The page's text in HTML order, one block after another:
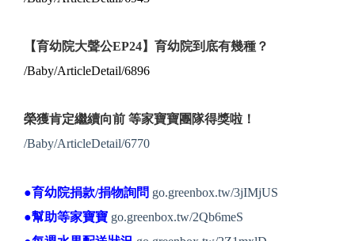
【育幼院大聲公EP24】育幼院到底有幾種？
/Baby/ArticleDetail/6896
榮獲肯定繼續向前 等家寶寶團隊得獎啦！
/Baby/ArticleDetail/6770
●育幼院捐款/捐物詢問 go.greenbox.tw/3jIMjUS
●幫助等家寶寶 go.greenbox.tw/2Qb6meS